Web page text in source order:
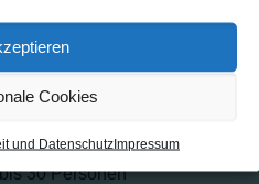
Cookies
und DatenschutzImpressum
einfach ein sonniger
30 Personen